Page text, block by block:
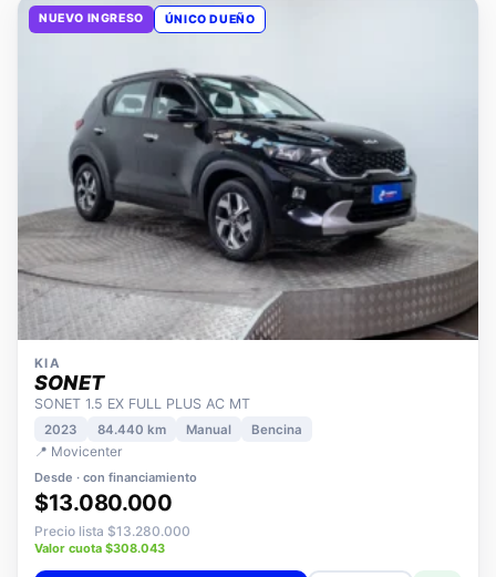
NUEVO INGRESO
KIA
SONET
SONET 1.5 EX FULL PLUS AC MT
2023 84.440 km
📍 Movicenter
Desde · con financiamiento
$13.080.000
Precio lista $13.280.000
Valor cuota $308.043